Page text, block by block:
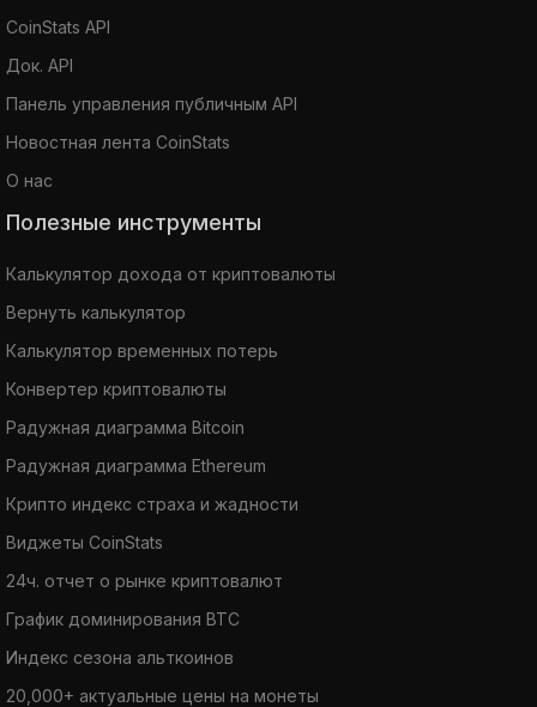
CoinStats API
Док. API
Панель управления публичным API
Новостная лента CoinStats
О нас
Полезные инструменты
Калькулятор дохода от криптовалюты
Вернуть калькулятор
Калькулятор временных потерь
Конвертер криптовалюты
Радужная диаграмма Bitcoin
Радужная диаграмма Ethereum
Крипто индекс страха и жадности
Виджеты CoinStats
24ч. отчет о рынке криптовалют
График доминирования BTC
Индекс сезона альткоинов
20,000+ актуальные цены на монеты